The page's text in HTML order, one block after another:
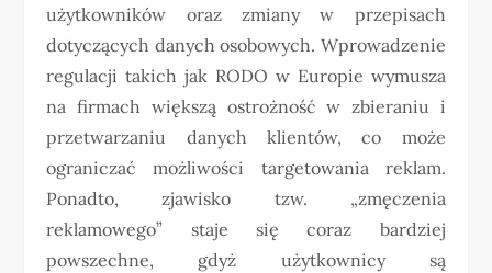
użytkowników oraz zmiany w przepisach
dotyczących danych osobowych. Wprowadzenie
regulacji takich jak RODO w Europie wymusza
na firmach większą ostrożność w zbieraniu i
przetwarzaniu danych klientów, co może
ograniczać możliwości targetowania reklam.
Ponadto, zjawisko tzw. „zmęczenia
reklamowego” staje się coraz bardziej
powszechne, gdyż użytkownicy są